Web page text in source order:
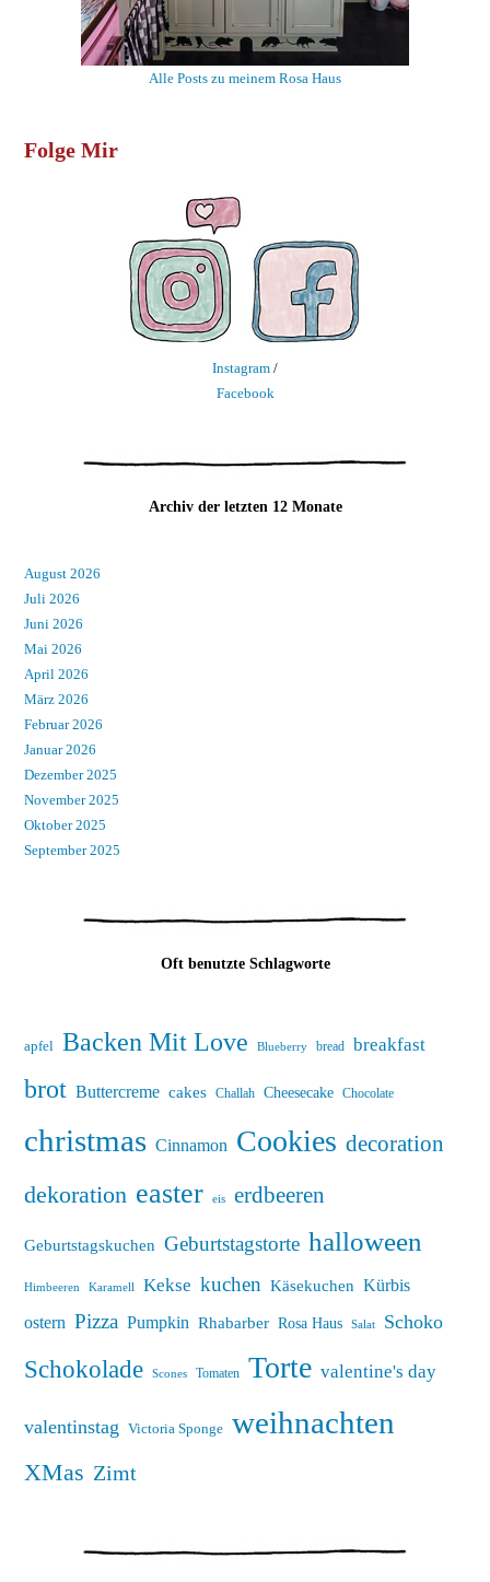
Alle Posts zu meinem Rosa Haus
Folge Mir
Instagram /
Facebook
Archiv der letzten 12 Monate
August 2026
Juli 2026
Juni 2026
Mai 2026
April 2026
März 2026
Februar 2026
Januar 2026
Dezember 2025
November 2025
Oktober 2025
September 2025
Oft benutzte Schlagworte
apfel Backen Mit Love Blueberry bread breakfast
brot Buttercreme cakes Challah Cheesecake Chocolate
christmas Cinnamon Cookies decoration
dekoration easter eis erdbeeren
Geburtstagskuchen Geburtstagstorte halloween
Himbeeren Karamell Kekse kuchen Käsekuchen Kürbis
ostern Pizza Pumpkin Rhabarber Rosa Haus Salat Schoko
Schokolade Scones Tomaten Torte valentine's day
valentinstag Victoria Sponge weihnachten
XMas Zimt